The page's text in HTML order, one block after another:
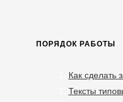
ПОРЯДОК РАБОТЫ
Как сделать
Тексты